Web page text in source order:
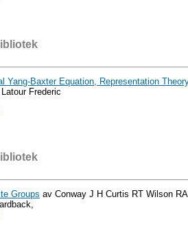
Yang-Baxter Equation, Representation
Frederic
Groups av Conway J H Curtis RT Wilson